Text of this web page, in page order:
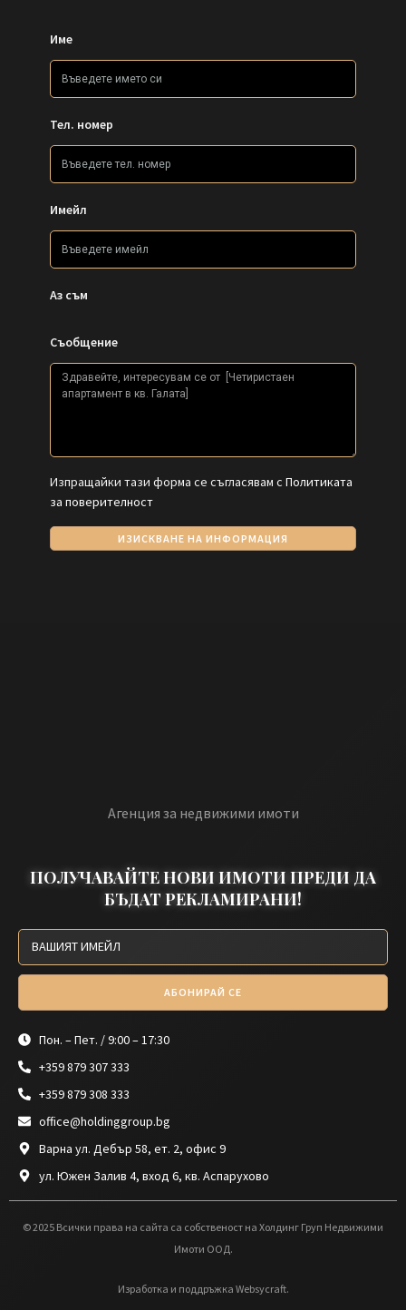
Име
Тел. номер
Имейл
Аз съм
Съобщение
Изпращайки тази форма се съгласявам с Политиката
за поверителност
ИЗИСКВАНЕ НА ИНФОРМАЦИЯ
Агенция за недвижими имоти
ПОЛУЧАВАЙТЕ НОВИ ИМОТИ ПРЕДИ ДА
БЪДАТ РЕКЛАМИРАНИ!
АБОНИРАЙ СЕ
Пон. – Пет. / 9:00 – 17:30
+359 879 307 333
+359 879 308 333
office@holdinggroup.bg
Варна ул. Дебър 58, ет. 2, офис 9
ул. Южен Залив 4, вход 6, кв. Аспарухово
© 2025 Всички права на сайта са собственост на Холдинг Груп Недвижими
Имоти ООД.
Изработка и поддръжка Websycraft.